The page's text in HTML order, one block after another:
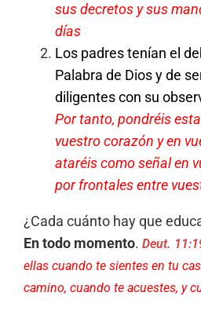
sus decretos y sus
días
Los padres tenían el
Palabra de Dios y de
diligentes con su
Por tanto, pondréis
vuestro corazón y en
ataréis como señal en
por frontales entre
¿Cada cuánto hay que
En todo momento. Deut.
ellas cuando te sientes en tu
camino, cuando te acuestes, y